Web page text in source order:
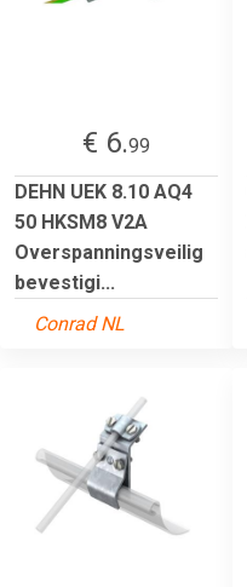
€ 6.99
DEHN UEK 8.10 AQ4
50 HKSM8 V2A
Overspanningsveilig
bevestigi...
Conrad NL